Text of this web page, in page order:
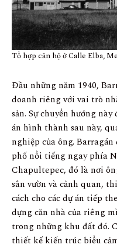
Tổ hợp căn hộ ở Calle Elba,
Đầu những năm 1940,
doanh riêng với vai trò
sản. Sự chuyển hướng
án hình thành sau này,
nghiệp của ông.
phố nổi tiếng ngay phía
Chapultepec, đó là nơi
sân vườn và cảnh quan,
cách cho các dự án tiếp
dựng căn nhà của riêng
trong những khu đất đó.
thiết kế kiến trúc biểu